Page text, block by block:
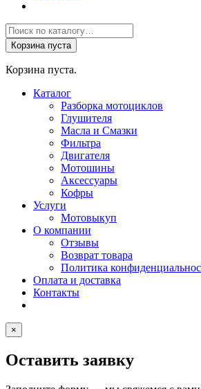
Поиск
товаров
Корзина пуста
Корзина пуста.
Каталог
Разборка мотоциклов
Глушителя
Масла и Смазки
Фильтра
Двигателя
Мотошины
Аксессуары
Кофры
Услуги
Мотовыкуп
О компании
Отзывы
Возврат товара
Политика
Оплата и доставка
Контакты
×
Оставить заявку